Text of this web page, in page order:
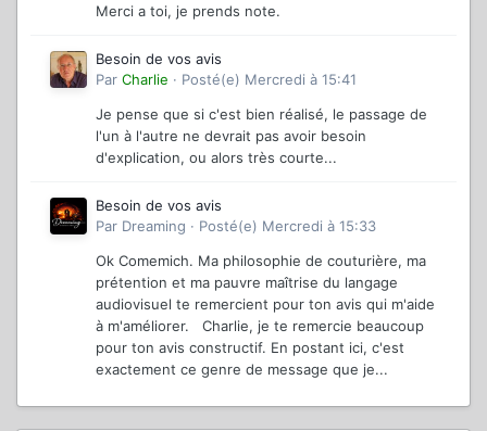
Merci a toi, je prends note.
Besoin de vos avis
Par Charlie · Posté(e) Mercredi à 15:41
Je pense que si c'est bien réalisé, le passage de
l'un à l'autre ne devrait pas avoir besoin
d'explication, ou alors très courte...
Besoin de vos avis
Par Dreaming · Posté(e) Mercredi à 15:33
Ok Comemich. Ma philosophie de couturière, ma
prétention et ma pauvre maîtrise du langage
audiovisuel te remercient pour ton avis qui m'aide
à m'améliorer. Charlie, je te remercie beaucoup
pour ton avis constructif. En postant ici, c'est
exactement ce genre de message que je...